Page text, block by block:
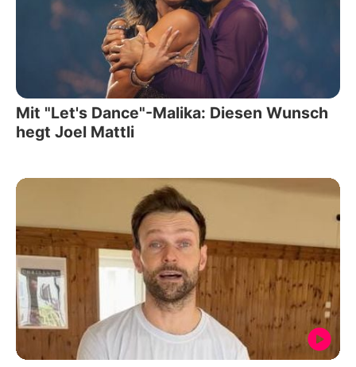
Mit "Let's Dance"-Malika: Diesen Wunsch
hegt Joel Mattli